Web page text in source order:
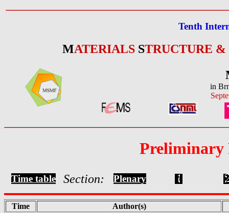
Tenth
MATERIALS STRUCTURE &
in
Preliminary
Time table Section: Plenary
Time Author(s)